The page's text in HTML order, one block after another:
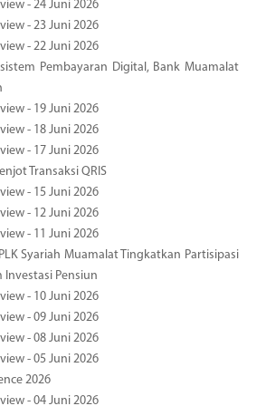
- 24 Juni 2026
- 23 Juni 2026
- 22 Juni 2026
Pembayaran Digital, Bank Muamalat
- 19 Juni 2026
- 18 Juni 2026
- 17 Juni 2026
Transaksi QRIS
- 15 Juni 2026
- 12 Juni 2026
- 11 Juni 2026
Syariah Muamalat Tingkatkan Partisipasi
Pensiun
- 10 Juni 2026
- 09 Juni 2026
- 08 Juni 2026
- 05 Juni 2026
2026
- 04 Juni 2026